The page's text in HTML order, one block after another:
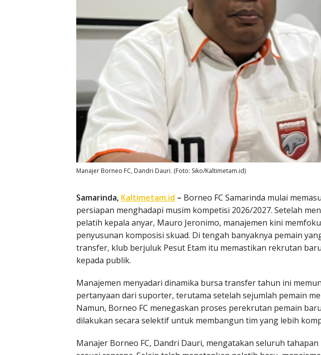
Manajer Borneo FC, Dandri Dauri. (Foto: Siko/Kaltimetam.id)
Samarinda, Kaltimetam.id – Borneo FC Samarinda mulai
persiapan menghadapi musim kompetisi 2026/2027. Setelah
pelatih kepala anyar, Mauro Jeronimo, manajemen kini
penyusunan komposisi skuad. Di tengah banyaknya pemain
transfer, klub berjuluk Pesut Etam itu memastikan rekrutan
kepada publik.
Manajemen menyadari dinamika bursa transfer tahun ini
pertanyaan dari suporter, terutama setelah sejumlah pemain
Namun, Borneo FC menegaskan proses perekrutan pemain
dilakukan secara selektif untuk membangun tim yang lebih
Manajer Borneo FC, Dandri Dauri, mengatakan seluruh